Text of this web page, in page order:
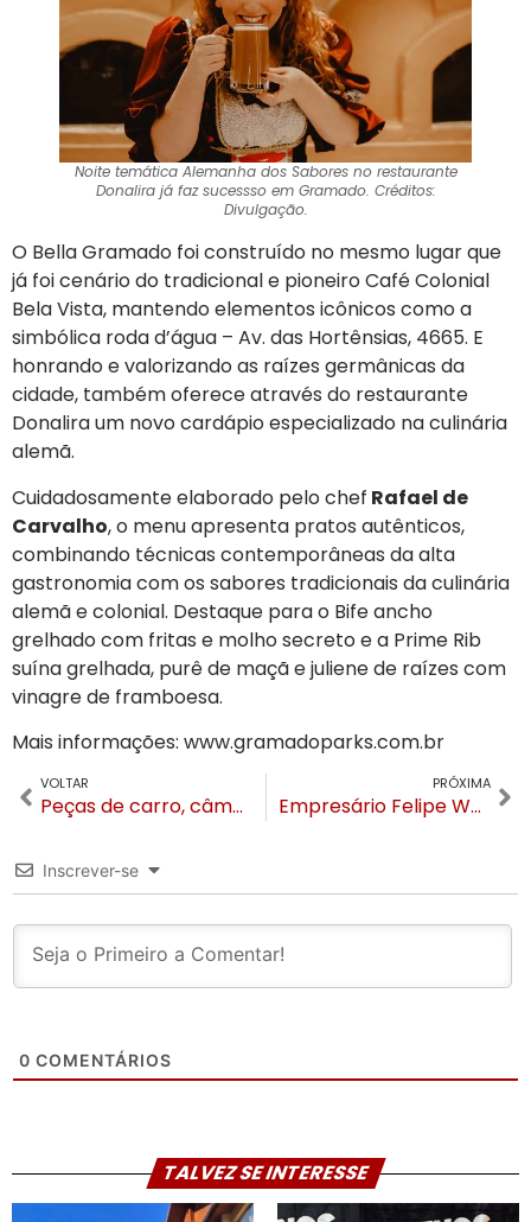
Noite temática Alemanha dos Sabores no restaurante
Donalira já faz sucessso em Gramado. Créditos:
Divulgação.
O Bella Gramado foi construído no mesmo lugar que
já foi cenário do tradicional e pioneiro Café Colonial
Bela Vista, mantendo elementos icônicos como a
simbólica roda d’água – Av. das Hortênsias, 4665. E
honrando e valorizando as raízes germânicas da
cidade, também oferece através do restaurante
Donalira um novo cardápio especializado na culinária
alemã.
Cuidadosamente elaborado pelo chef Rafael de
Carvalho, o menu apresenta pratos autênticos,
combinando técnicas contemporâneas da alta
gastronomia com os sabores tradicionais da culinária
alemã e colonial. Destaque para o Bife ancho
grelhado com fritas e molho secreto e a Prime Rib
suína grelhada, purê de maçã e juliene de raízes com
vinagre de framboesa.
Mais informações: www.gramadoparks.com.br
VOLTAR
Peças de carro, câmeras e velório interrompido: família investiga morte de Patrícia em Gramado
PRÓXIMA
Empresário Felipe Werpp assume a presidência do Sindmobil Hortênsias
Inscrever-se
0 COMENTÁRIOS
TALVEZ SE INTERESSE